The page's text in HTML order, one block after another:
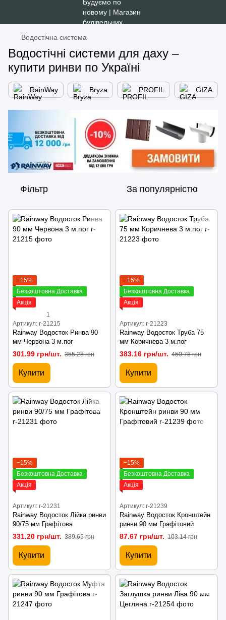
Водостічна система
Водостічні системи для даху –
купити ринви по Україні
RainWay Bryza PROFIL GIZA
Фільтр За популярністю
−15%
Безкоштовна Доставка
Акція
1
Артикул: r-21215
Rainway Водосток Ринва 90
мм Червона 3 м.пог
301.99 грн/шт. 355.28 грн
Купити
−15%
Безкоштовна Доставка
Акція
Артикул: r-21223
Rainway Водосток Труба 75
мм Коричнева 3 м.пог
383.16 грн/шт. 450.78 грн
Купити
−15%
Безкоштовна Доставка
Акція
Артикул: r-21231
Rainway Водосток Лійка ринви
90/75 мм Графітова
331.20 грн/шт. 389.65 грн
Купити
−15%
Безкоштовна Доставка
Акція
Артикул: r-21239
Rainway Водосток Кронштейн
ринви 90 мм Графітовий
87.67 грн/шт. 103.14 грн
Купити